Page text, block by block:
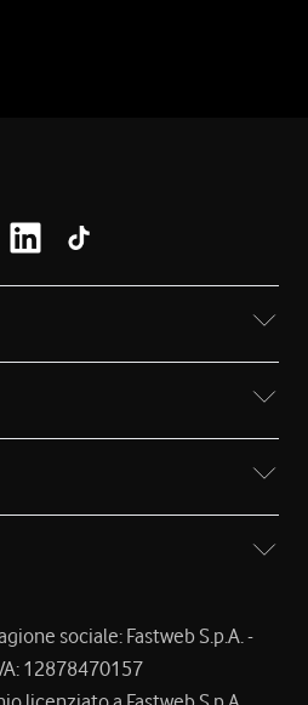
sociale: Fastweb S.p.A. -
12878470157